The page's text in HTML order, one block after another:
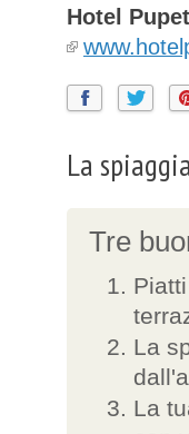
Hotel
La
Tre
La
La